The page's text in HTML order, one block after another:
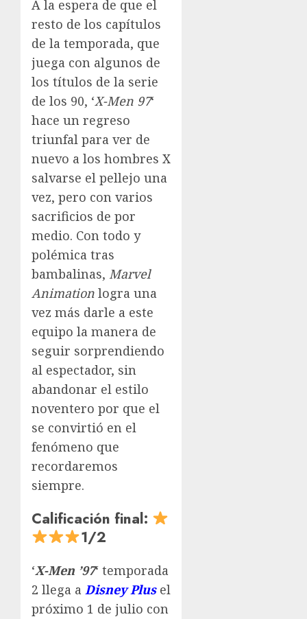
A la espera de que el
resto de los capítulos
de la temporada, que
juega con algunos de
los títulos de la serie
de los 90, ‘X-Men 97‘
hace un regreso
triunfal para ver de
nuevo a los hombres X
salvarse el pellejo una
vez, pero con varios
sacrificios de por
medio. Con todo y
polémica tras
bambalinas, Marvel
Animation logra una
vez más darle a este
equipo la manera de
seguir sorprendiendo
al espectador, sin
abandonar el estilo
noventero por que el
se convirtió en el
fenómeno que
recordaremos
siempre.
Calificación final:
1/2
‘X-Men ’97‘ temporada
2 llega a Disney Plusel
próximo 1 de julio con